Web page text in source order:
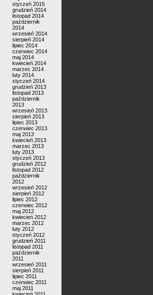
styczeń 2015
grudzień 2014
listopad 2014
październik
2014
wrzesień 2014
sierpień 2014
lipiec 2014
czerwiec 2014
maj 2014
kwiecień 2014
marzec 2014
luty 2014
styczeń 2014
grudzień 2013
listopad 2013
październik
2013
wrzesień 2013
sierpień 2013
lipiec 2013
czerwiec 2013
maj 2013
kwiecień 2013
marzec 2013
luty 2013
styczeń 2013
grudzień 2012
listopad 2012
październik
2012
wrzesień 2012
sierpień 2012
lipiec 2012
czerwiec 2012
maj 2012
kwiecień 2012
marzec 2012
luty 2012
styczeń 2012
grudzień 2011
listopad 2011
październik
2011
wrzesień 2011
sierpień 2011
lipiec 2011
czerwiec 2011
maj 2011